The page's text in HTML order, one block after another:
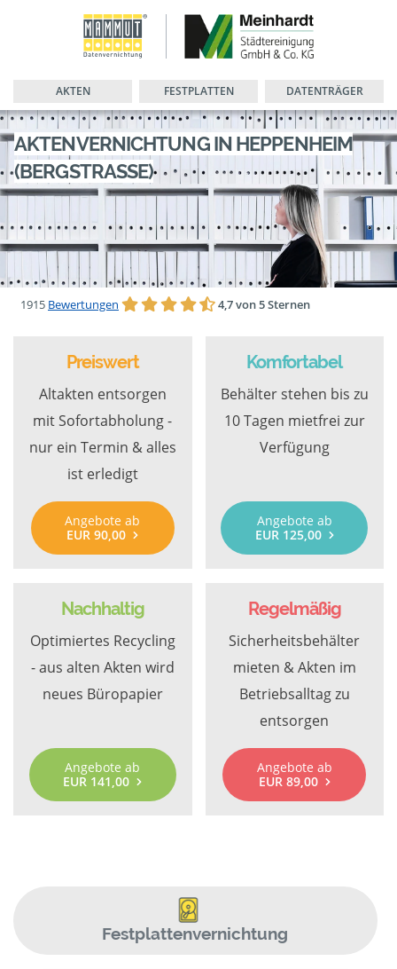
AKTEN FESTPLATTEN DATENTRÄGER
AKTENVERNICHTUNG IN HEPPENHEIM
(BERGSTRASSE)
1915 Bewertungen 4,7 von 5 Sternen
Preiswert
Altakten entsorgen
mit Sofortabholung -
nur ein Termin & alles
ist erledigt
Angebote ab
EUR 90,00
Komfortabel
Behälter stehen bis zu
10 Tagen mietfrei zur
Verfügung
Angebote ab
EUR 125,00
Nachhaltig
Optimiertes Recycling
- aus alten Akten wird
neues Büropapier
Angebote ab
EUR 141,00
Regelmäßig
Sicherheitsbehälter
mieten & Akten im
Betriebsalltag zu
entsorgen
Angebote ab
EUR 89,00
Festplattenvernichtung